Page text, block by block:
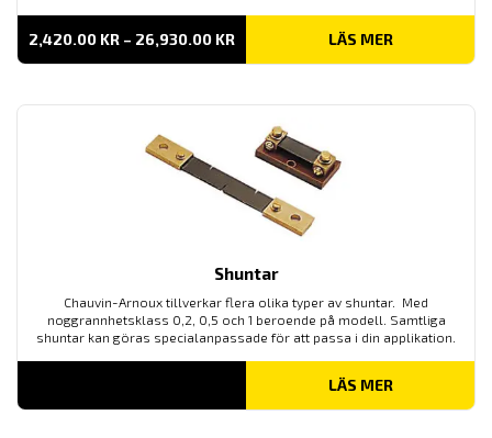
2,420.00 KR – 26,930.00 KRPRISINTERVALL:
TILL
LÄS MER
Shuntar
Chauvin-Arnoux tillverkar flera olika typer av shuntar. Med
noggrannhetsklass 0,2, 0,5 och 1 beroende på modell. Samtliga
shuntar kan göras specialanpassade för att passa i din applikation.
LÄS MER